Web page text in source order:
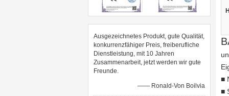
Ausgezeichnetes Produkt, gute Qualität,
konkurrenzfähiger Preis, freiberufliche
Dienstleistung, mit 10 Jahren
Zusammenarbeit, jetzt werden wir gute
Freunde.
—— Ronald-Von Boilvia
■
■